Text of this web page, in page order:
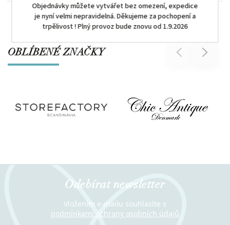
Objednávky můžete vytvářet bez omezení, expedice
je nyní velmi nepravidelná. Děkujeme za pochopení a
trpělivost ! Plný provoz bude znovu od 1.9.2026
OBLÍBENÉ ZNAČKY Previous Next
Odebírat newsletter
Vložením e-mailu souhlasíte s
podmínkami ochrany osobních údajů